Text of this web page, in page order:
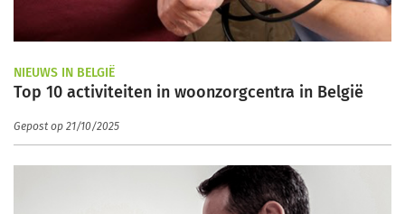
NIEUWS IN BELGIË
Top 10 activiteiten in woonzorgcentra in België
Gepost op 21/10/2025